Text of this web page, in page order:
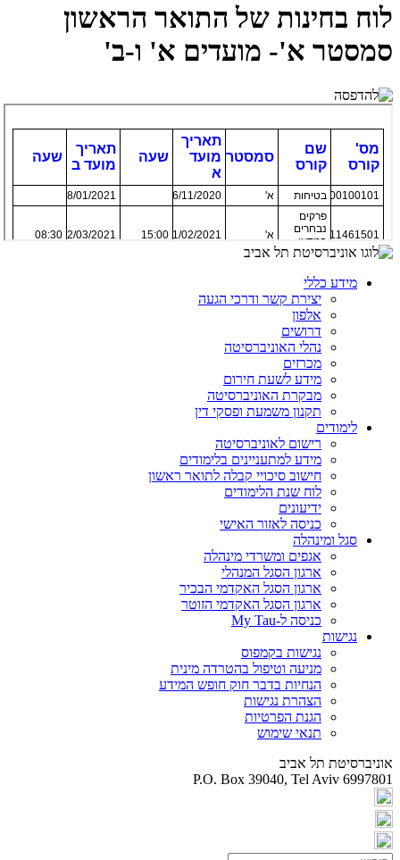
לוח בחינות של התואר הראשון
סמסטר א'- מועדים א' ו-ב'
מידע כללי
יצירת קשר ודרכי הגעה
אלפון
דרושים
נהלי האוניברסיטה
מכרזים
מידע לשעת חירום
מבקרת האוניברסיטה
תקנון משמעת ופסקי דין
לימודים
רישום לאוניברסיטה
מידע למתעניינים בלימודים
חישוב סיכויי קבלה לתואר ראשון
לוח שנת הלימודים
ידיעונים
כניסה לאזור האישי
סגל ומינהלה
אגפים ומשרדי מינהלה
ארגון הסגל המנהלי
ארגון הסגל האקדמי הבכיר
ארגון הסגל האקדמי הזוטר
כניסה ל-My Tau
נגישות
נגישות בקמפוס
מניעה וטיפול בהטרדה מינית
הנחיות בדבר חוק חופש המידע
הצהרת נגישות
הגנת הפרטיות
תנאי שימוש
אוניברסיטת תל אביב
P.O. Box 39040, Tel Aviv 6997801